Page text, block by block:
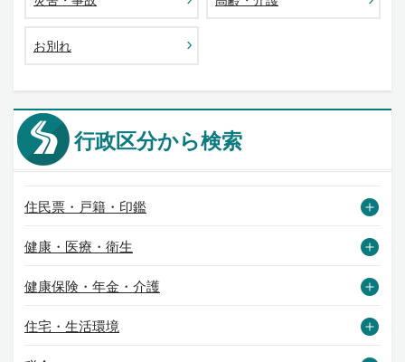
お別れ
行政区分から検索
住民票・戸籍・印鑑
健康・医療・衛生
健康保険・年金・介護
住宅・生活環境